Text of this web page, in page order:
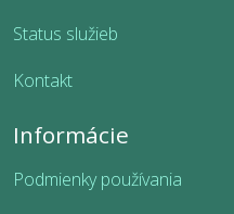
Status služieb
Kontakt
Informácie
Podmienky používania